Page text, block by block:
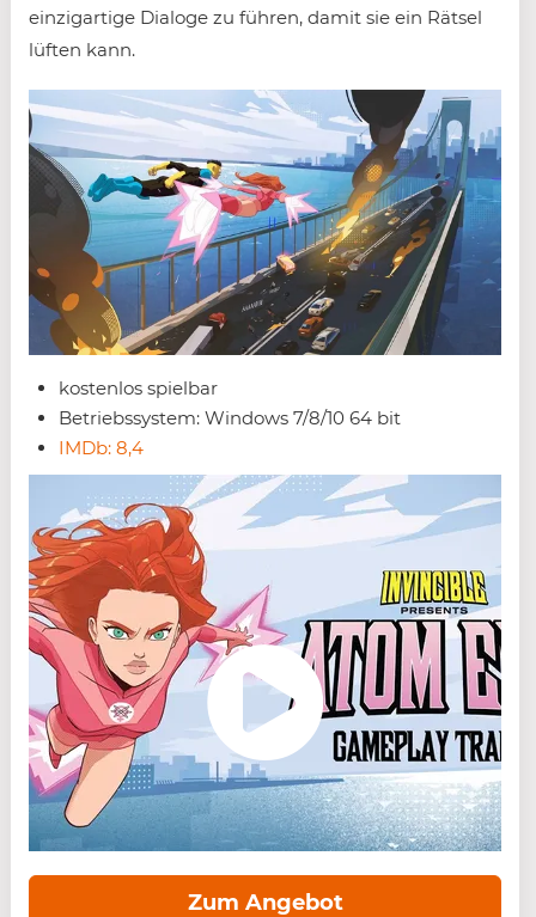
einzigartige Dialoge zu führen, damit sie ein Rätsel
lüften kann.
kostenlos spielbar
Betriebssystem: Windows 7/8/10 64 bit
IMDb: 8,4
Zum Angebot